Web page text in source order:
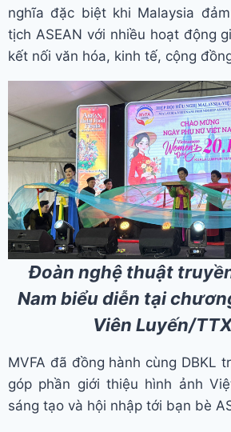
nghĩa đặc biệt khi Malaysia
tịch ASEAN với nhiều hoạt động
kết nối văn hóa, kinh tế, cộng
Đoàn nghệ thuật
Nam biểu diễn tại
Viên Luyến/
MVFA đã đồng hành cùng DBKL
góp phần giới thiệu hình ảnh
sáng tạo và hội nhập tới bạn bè